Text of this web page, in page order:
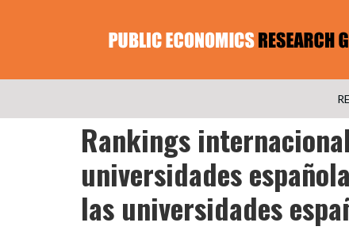
Rankings
universidades
las universidades